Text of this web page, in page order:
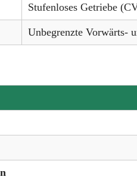
Stufenloses Getriebe
Unbegrenzte Vorwärts-